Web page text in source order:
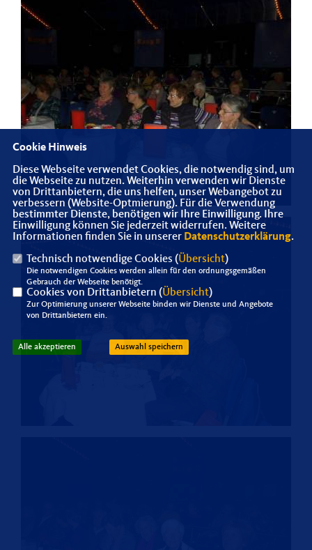
Cookie Hinweis
Diese Webseite verwendet Cookies, die notwendig sind, um
die Webseite zu nutzen. Weiterhin verwenden wir Dienste
von Drittanbietern, die uns helfen, unser Webangebot zu
verbessern (Website-Optmierung). Für die Verwendung
bestimmter Dienste, benötigen wir Ihre Einwilligung. Ihre
Einwilligung können Sie jederzeit widerrufen. Weitere
Informationen finden Sie in unserer Datenschutzerklärung.
Technisch notwendige Cookies (Übersicht)
Die notwendigen Cookies werden allein für den ordnungsgemäßen
Gebrauch der Webseite benötigt.
Cookies von Drittanbietern (Übersicht)
Zur Optimierung unserer Webseite binden wir Dienste und Angebote
von Drittanbietern ein.
Alle akzeptieren Auswahl speichern